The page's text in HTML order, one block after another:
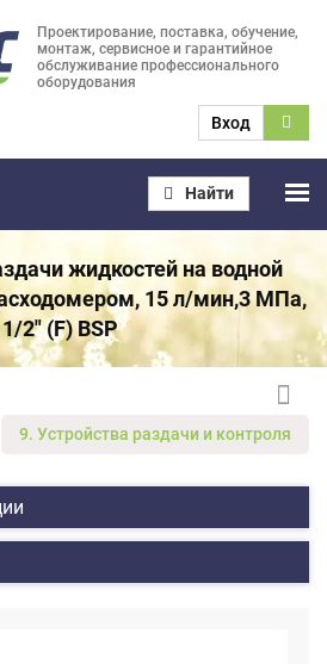
Проектирование, поставка, обучение,
монтаж, сервисное и гарантийное
обслуживание профессионального
оборудования
Вход
Найти
жидкостей на водной
15 л/мин,3 МПа,
1/2" (F) BSP
9. Устройства раздачи и контроля